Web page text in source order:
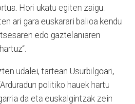
Hori ukatu egiten zaigu.
ari gara euskarari balioa kendu
edo gaztelaniaren
udalei, tartean Usurbilgoari,
politiko hauek hartu
da eta euskalgintzak zein